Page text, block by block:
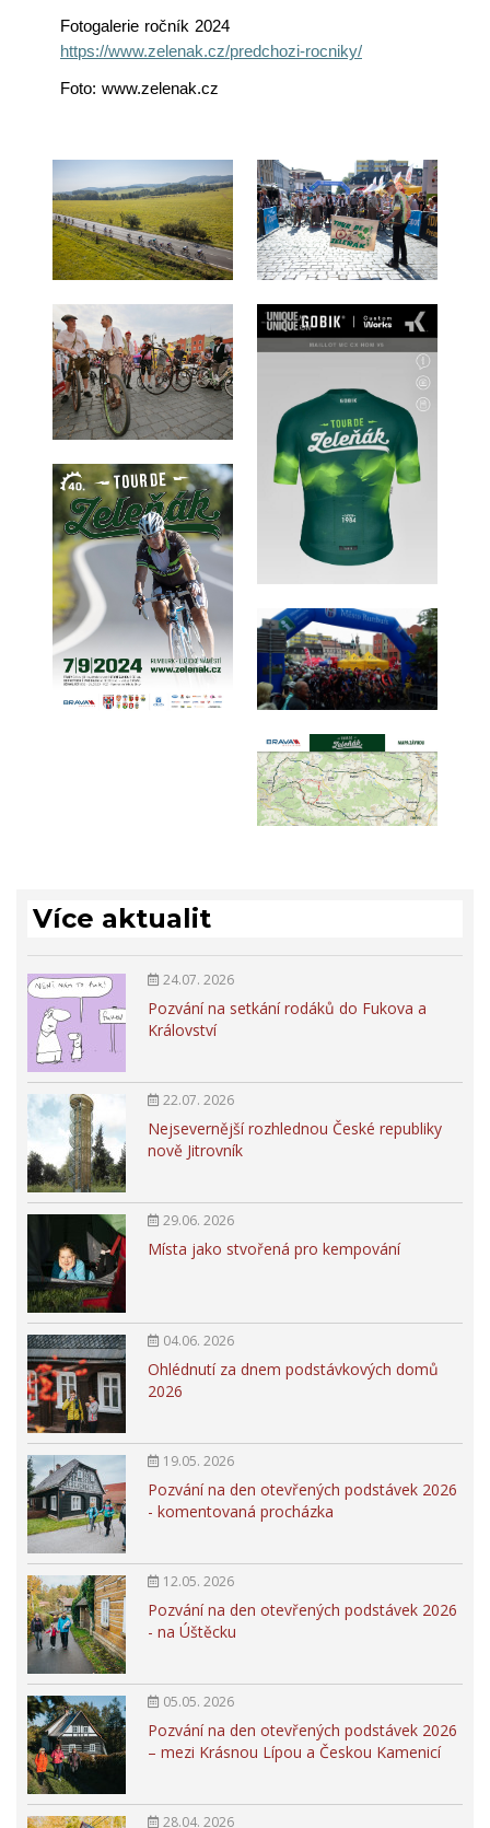
Fotogalerie ročník 2024
https://www.zelenak.cz/predchozi-rocniky/
Foto: www.zelenak.cz
Více aktualit
24.07. 2026
Pozvání na setkání rodáků do Fukova a
Království
22.07. 2026
Nejsevernější rozhlednou České republiky
nově Jitrovník
29.06. 2026
Místa jako stvořená pro kempování
04.06. 2026
Ohlédnutí za dnem podstávkových domů
2026
19.05. 2026
Pozvání na den otevřených podstávek 2026
- komentovaná procházka
12.05. 2026
Pozvání na den otevřených podstávek 2026
- na Úštěcku
05.05. 2026
Pozvání na den otevřených podstávek 2026
– mezi Krásnou Lípou a Českou Kamenicí
28.04. 2026